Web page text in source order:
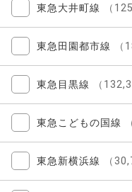
東急大井町線 （
東急田園都市線 （
東急目黒線 （
東急こどもの国線
東急新横浜線 （